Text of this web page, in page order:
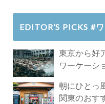
EDITOR’S PICKS #
東京から好
ワーケーシ
朝にひとっ
関東のおす